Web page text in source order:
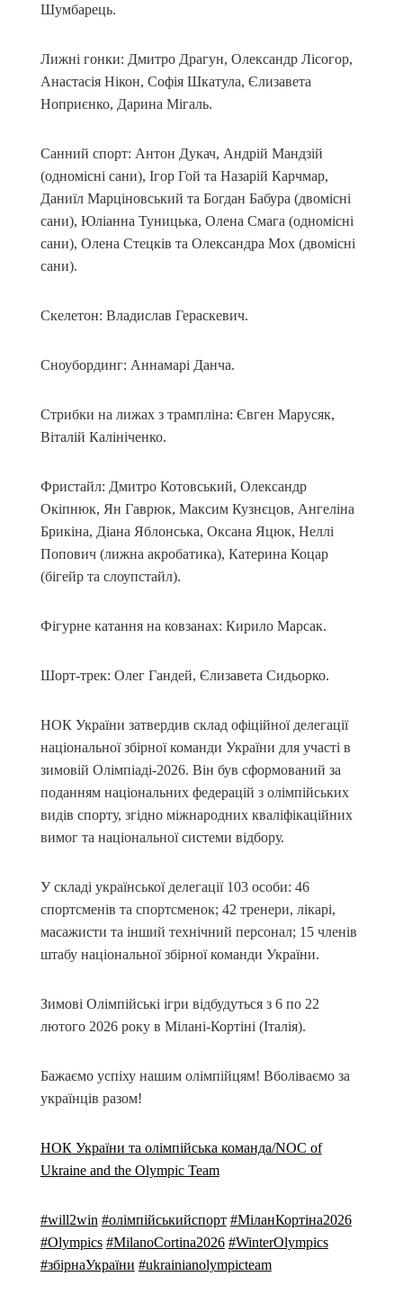
Шумбарець.
Лижні гонки: Дмитро Драгун, Олександр Лісогор,
Анастасія Нікон, Софія Шкатула, Єлизавета
Ноприєнко, Дарина Мігаль.
Санний спорт: Антон Дукач, Андрій Мандзій
(одномісні сани), Ігор Гой та Назарій Карчмар,
Даниїл Марціновський та Богдан Бабура (двомісні
сани), Юліанна Туницька, Олена Смага (одномісні
сани), Олена Стецків та Олександра Мох (двомісні
сани).
Скелетон: Владислав Гераскевич.
Сноубординг: Аннамарі Данча.
Стрибки на лижах з трампліна: Євген Марусяк,
Віталій Калініченко.
Фристайл: Дмитро Котовський, Олександр
Окіпнюк, Ян Гаврюк, Максим Кузнєцов, Ангеліна
Брикіна, Діана Яблонська, Оксана Яцюк, Неллі
Попович (лижна акробатика), Катерина Коцар
(бігейр та слоупстайл).
Фігурне катання на ковзанах: Кирило Марсак.
Шорт-трек: Олег Гандей, Єлизавета Сидьорко.
НОК України затвердив склад офіційної делегації
національної збірної команди України для участі в
зимовій Олімпіаді-2026. Він був сформований за
поданням національних федерацій з олімпійських
видів спорту, згідно міжнародних кваліфікаційних
вимог та національної системи відбору.
У складі української делегації 103 особи: 46
спортсменів та спортсменок; 42 тренери, лікарі,
масажисти та інший технічний персонал; 15 членів
штабу національної збірної команди України.
Зимові Олімпійські ігри відбудуться з 6 по 22
лютого 2026 року в Мілані-Кортіні (Італія).
Бажаємо успіху нашим олімпійцям! Вболіваємо за
українців разом!
НОК України та олімпійська команда/NOC of
Ukraine and the Olympic Team
#will2win #олімпійськийспорт #МіланКортіна2026
#Olympics #MilanoCortina2026 #WinterOlympics
#збірнаУкраїни #ukrainianolympicteam